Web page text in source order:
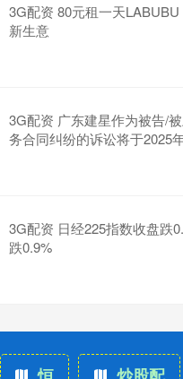
3G配资 80元租一天
新生意
3G配资 广东建星作为被告/
务合同纠纷的诉讼将于2025
3G配资 日经225指数收盘跌
跌0.9%